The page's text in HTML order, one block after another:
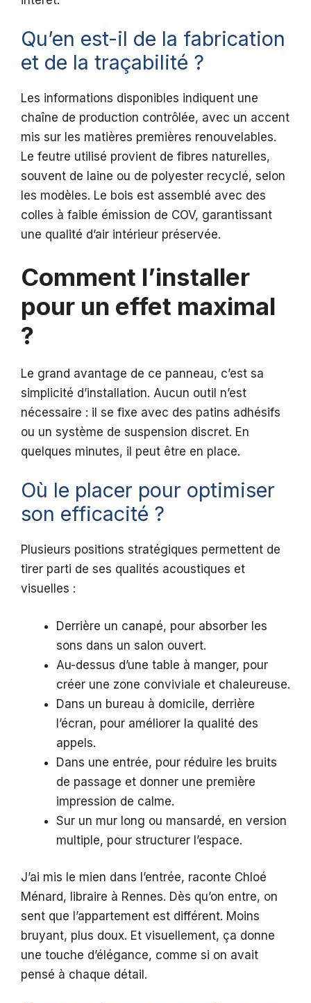
Qu’en est-il de la fabrication
et de la traçabilité ?
Les informations disponibles indiquent une
chaîne de production contrôlée, avec un accent
mis sur les matières premières renouvelables.
Le feutre utilisé provient de fibres naturelles,
souvent de laine ou de polyester recyclé, selon
les modèles. Le bois est assemblé avec des
colles à faible émission de COV, garantissant
une qualité d’air intérieur préservée.
Comment l’installer
pour un effet maximal
?
Le grand avantage de ce panneau, c’est sa
simplicité d’installation. Aucun outil n’est
nécessaire : il se fixe avec des patins adhésifs
ou un système de suspension discret. En
quelques minutes, il peut être en place.
Où le placer pour optimiser
son efficacité ?
Plusieurs positions stratégiques permettent de
tirer parti de ses qualités acoustiques et
visuelles :
Derrière un canapé, pour absorber les
sons dans un salon ouvert.
Au-dessus d’une table à manger, pour
créer une zone conviviale et chaleureuse.
Dans un bureau à domicile, derrière
l’écran, pour améliorer la qualité des
appels.
Dans une entrée, pour réduire les bruits
de passage et donner une première
impression de calme.
Sur un mur long ou mansardé, en version
multiple, pour structurer l’espace.
J’ai mis le mien dans l’entrée, raconte Chloé
Ménard, libraire à Rennes. Dès qu’on entre, on
sent que l’appartement est différent. Moins
bruyant, plus doux. Et visuellement, ça donne
une touche d’élégance, comme si on avait
pensé à chaque détail.